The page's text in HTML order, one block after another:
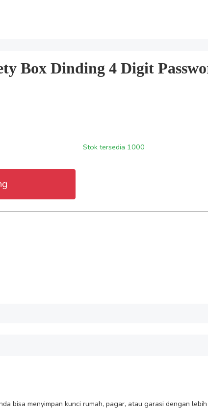
Box Dinding 4 Digit
Stok tersedia 1000
bisa menyimpan kunci rumah, pagar, atau garasi dengan